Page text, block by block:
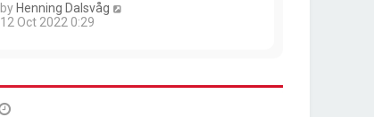
by Henning Dalsvåg
12 Oct 2022 0:29